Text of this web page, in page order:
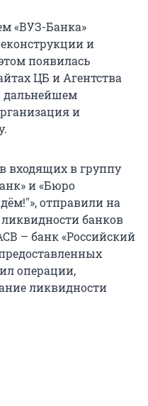
«ВУЗ-Банка»
и
появилась
ЦБ и Агентства
дальнейшем
и
входящих в группу
и «Бюро
отправили на
банков
– банк «Российский
операции,
ликвидности